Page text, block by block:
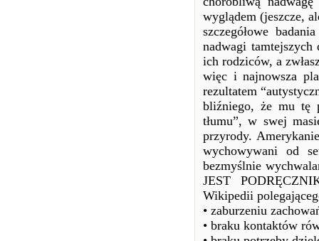
wyglądem (jeszcze,
szczegółowe
nadwagi tamtejszych
ich rodziców, a
więc i najnowsza
rezultatem
bliźniego, że mu tę
tłumu”, w swej
przyrody.
wychowywani od
bezmyślnie
JEST
Wikipedii
• zaburzeniu
• braku kontaktów